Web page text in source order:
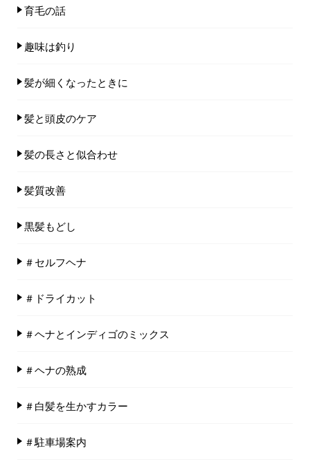
育毛の話
趣味は釣り
髪が細くなったときに
髪と頭皮のケア
髪の長さと似合わせ
髪質改善
黒髪もどし
＃セルフヘナ
＃ドライカット
＃ヘナとインディゴのミックス
＃ヘナの熟成
＃白髪を生かすカラー
＃駐車場案内